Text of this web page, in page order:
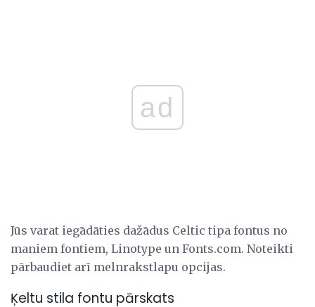
ad
Jūs varat iegādāties dažādus Celtic tipa fontus no
maniem fontiem, Linotype un Fonts.com. Noteikti
pārbaudiet arī melnrakstlapu opcijas.
Ķeltu stila fontu pārskats